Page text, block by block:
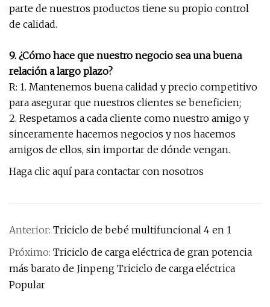
parte de nuestros productos tiene su propio control
de calidad.
9. ¿Cómo hace que nuestro negocio sea una buena
relación a largo plazo?
R: 1. Mantenemos buena calidad y precio competitivo
para asegurar que nuestros clientes se beneficien;
2. Respetamos a cada cliente como nuestro amigo y
sinceramente hacemos negocios y nos hacemos
amigos de ellos, sin importar de dónde vengan.
Haga clic aquí para contactar con nosotros
Anterior: Triciclo de bebé multifuncional 4 en 1
Próximo: Triciclo de carga eléctrica de gran potencia
más barato de Jinpeng Triciclo de carga eléctrica
Popular